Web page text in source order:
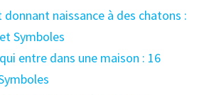
donnant naissance à des chatons :
Symboles
entre dans une maison : 16